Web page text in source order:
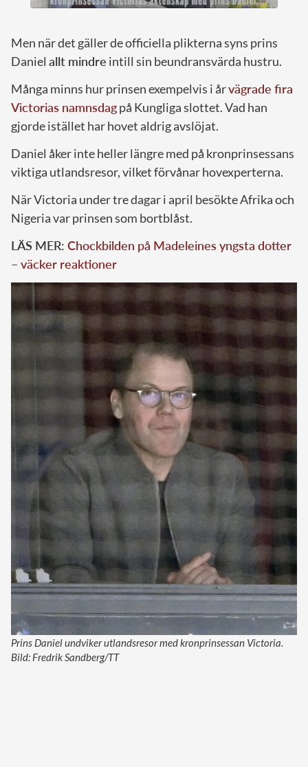
Men när det gäller de officiella plikterna syns prins
Daniel allt mindre intill sin beundransvärda hustru.
Många minns hur prinsen exempelvis i årvägrade fira
Victorias namnsdagpå Kungliga slottet. Vad han
gjorde istället har hovet aldrig avslöjat.
Daniel åker inte heller längre med på kronprinsessans
viktiga utlandsresor, vilket förvånar hovexperterna.
När Victoria under tre dagar i april besökte Afrika och
Nigeria var prinsen som bortblåst.
LÄS MER: Chockbilden på Madeleines yngsta dotter
– väcker reaktioner
Prins Daniel undviker utlandsresor med kronprinsessan Victoria.
Bild: Fredrik Sandberg/TT